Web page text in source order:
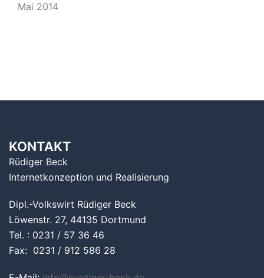
Mai 2014
KONTAKT
Rüdiger Beck
Internetkonzeption und Realisierung
Dipl.-Volkswirt Rüdiger Beck
Löwenstr. 27, 44135 Dortmund
Tel. : 0231 / 57 36 46
Fax: 0231 / 912 586 28